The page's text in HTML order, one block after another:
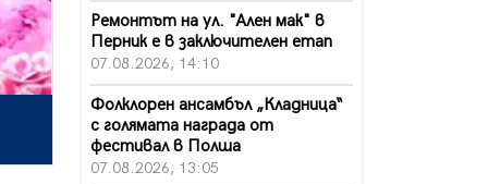
Ремонтът на ул. "Ален мак" в
Перник е в заключителен етап
07.08.2026, 14:10
Фолклорен ансамбъл „Кладница“
с голямата награда от
фестивал в Полша
07.08.2026, 13:05